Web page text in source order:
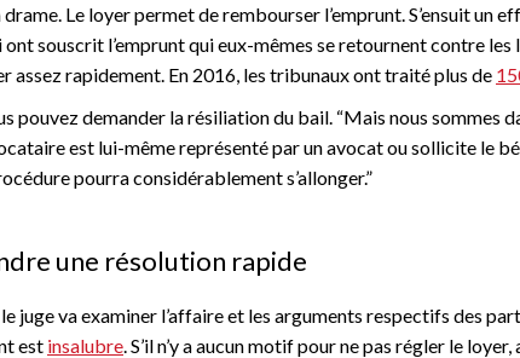
Le loyer permet de rembourser l’emprunt. S’ensuit un
souscrit l’emprunt qui eux-mêmes se retournent contre les
assez rapidement. En 2016, les tribunaux ont traité plus de
pouvez demander la résiliation du bail. “Mais nous sommes
est lui-même représenté par un avocat ou sollicite le
pourra considérablement s’allonger.”
une résolution rapide
juge va examiner l’affaire et les arguments respectifs des
est insalubre . S’il n’y a aucun motif pour ne pas régler le